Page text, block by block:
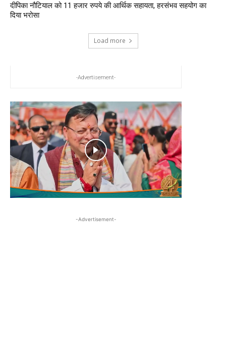
दीपिका नौटियाल को 11 हजार रुपये की आर्थिक सहायता, हरसंभव सहयोग का
दिया भरोसा
Load more
-Advertisement-
-Advertisement-